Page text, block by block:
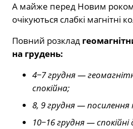
А майже перед Новим
очікуються слабкі магнітні
Повний розклад
на грудень:
4−7 грудня —
спокійна;
8, 9 грудня — посилення
10−16 грудня — спокійні